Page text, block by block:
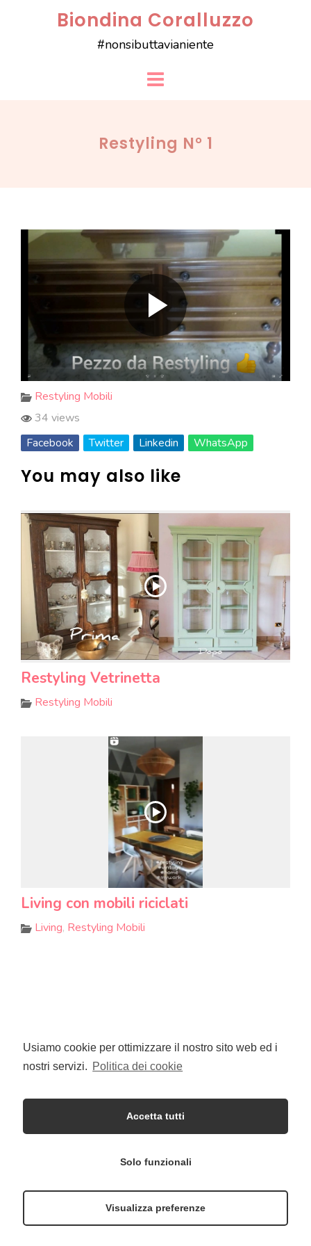
Biondina Coralluzzo
#nonsibuttavianiente
Restyling N° 1
Restyling Mobili
34 views
Facebook
Twitter Linkedin WhatsApp
You may also like
Restyling Vetrinetta
Restyling Mobili
Living con mobili riciclati
Living, Restyling Mobili
articoli
whatsappinstagramlinkedin
Proudly powered by WordPress|Theme:
aThemes.|Privacy Policy|Cookie Policy
Usiamo cookie per ottimizzare il nostro sito web ed i
nostri servizi. Politica dei cookie
Accetta tutti
Solo funzionali
Visualizza preferenze